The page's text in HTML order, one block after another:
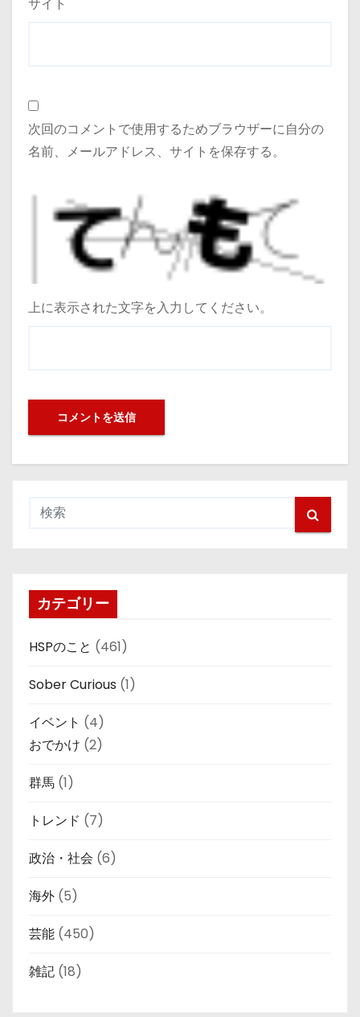
サイト
次回のコメントで使用するためブラウザーに自分の
名前、メールアドレス、サイトを保存する。
上に表示された文字を入力してください。
カテゴリー
HSPのこと (461)
Sober Curious (1)
イベント (4)
おでかけ (2)
群馬 (1)
トレンド (7)
政治・社会 (6)
海外 (5)
芸能 (450)
雑記 (18)